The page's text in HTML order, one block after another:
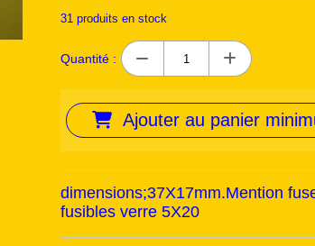
31 produits en stock
Quantité :
Ajouter au panier
dimensions;37X17mm.Mention
fusibles verre 5X20